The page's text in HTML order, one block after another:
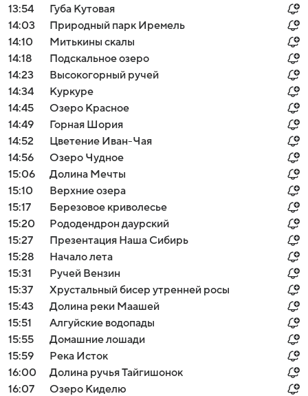
13:54
Губа Кутовая
14:03
Природный парк Иремель
14:10
Митькины скалы
14:18
Подскальное озеро
14:23
Высокогорный ручей
14:34
Куркуре
14:45
Озеро Красное
14:49
Горная Шория
14:52
Цветение Иван-Чая
14:56
Озеро Чудное
15:06
Долина Мечты
15:10
Верхние озера
15:17
Березовое криволесье
15:20
Рододендрон даурский
15:27
Презентация Наша Сибирь
15:28
Начало лета
15:31
Ручей Вензин
15:37
Хрустальный бисер утренней росы
15:43
Долина реки Маашей
15:51
Алгуйские водопады
15:55
Домашние лошади
15:59
Река Исток
16:00
Долина ручья Тайгишонок
16:07
Озеро Киделю